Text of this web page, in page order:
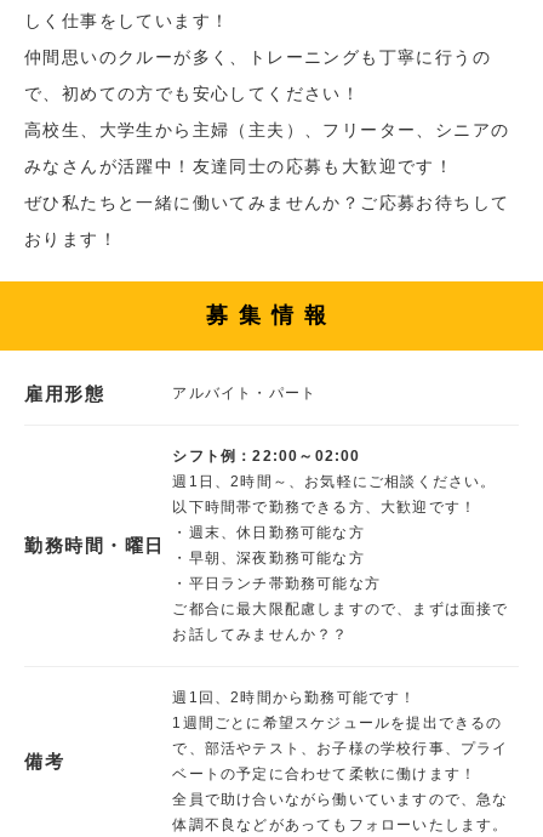
しく仕事をしています！
仲間思いのクルーが多く、トレーニングも丁寧に行うの
で、初めての方でも安心してください！
高校生、大学生から主婦（主夫）、フリーター、シニアの
みなさんが活躍中！友達同士の応募も大歓迎です！
ぜひ私たちと一緒に働いてみませんか？ご応募お待ちして
おります！
募集情報
雇用形態 アルバイト・パート
勤務時間・曜日
シフト例：22:00～02:00
週1日、2時間～、お気軽にご相談ください。
以下時間帯で勤務できる方、大歓迎です！
・週末、休日勤務可能な方
・早朝、深夜勤務可能な方
・平日ランチ帯勤務可能な方
ご都合に最大限配慮しますので、まずは面接で
お話してみませんか？？
備考
週1回、2時間から勤務可能です！
1週間ごとに希望スケジュールを提出できるの
で、部活やテスト、お子様の学校行事、プライ
ベートの予定に合わせて柔軟に働けます！
全員で助け合いながら働いていますので、急な
体調不良などがあってもフォローいたします。